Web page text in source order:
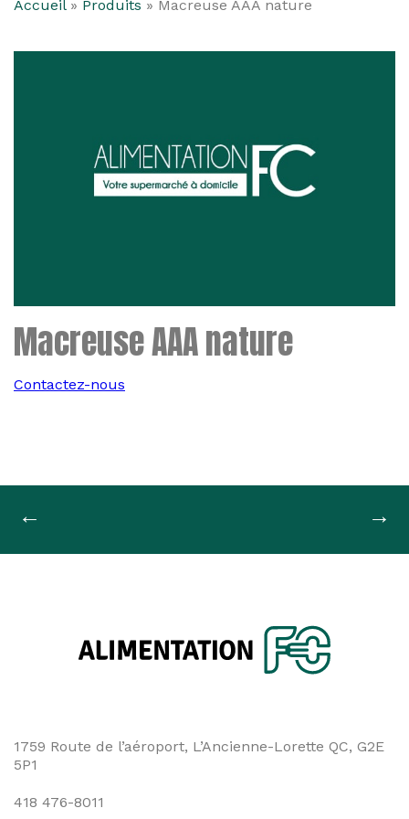
Accueil» Produits » Macreuse AAA nature
Macreuse AAA nature
Contactez-nous
Navigation
→
←
1759 Route de l’aéroport, L’Ancienne-Lorette QC, G2E
5P1
418 476-8011